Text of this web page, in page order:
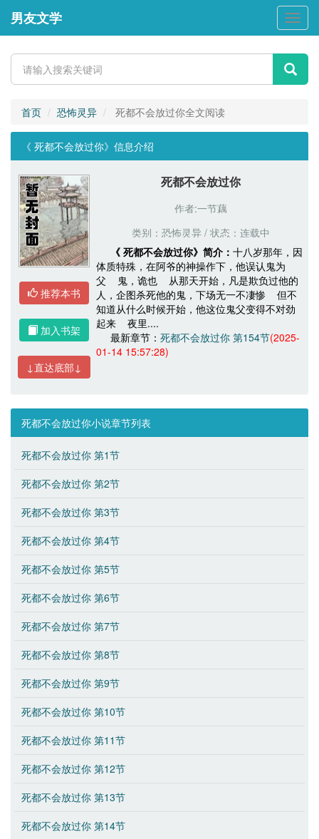
男
友
学
男友文学
首页 恐怖灵异 死都不会放过你全文阅读
《 死都不会放过你》信息介绍
推荐本书
加入书架
↓直达底部↓
死都不会放过你
作者:一节藕
类别：恐怖灵异 / 状态：连载中
《 死都不会放过你》简介： 十八岁那年，因
体质特殊，在阿爷的神操作下，他误认鬼为
父 鬼，诡也 从那天开始，凡是欺负过他的
人，企图杀死他的鬼，下场无一不凄惨 但不
知道从什么时候开始，他这位鬼父变得不对劲
起来 夜里....
最新章节： 死都不会放过你 第154节(2025-
01-14 15:57:28)
死都不会放过你小说章节列表
死都不会放过你 第1节
死都不会放过你 第2节
死都不会放过你 第3节
死都不会放过你 第4节
死都不会放过你 第5节
死都不会放过你 第6节
死都不会放过你 第7节
死都不会放过你 第8节
死都不会放过你 第9节
死都不会放过你 第10节
死都不会放过你 第11节
死都不会放过你 第12节
死都不会放过你 第13节
死都不会放过你 第14节